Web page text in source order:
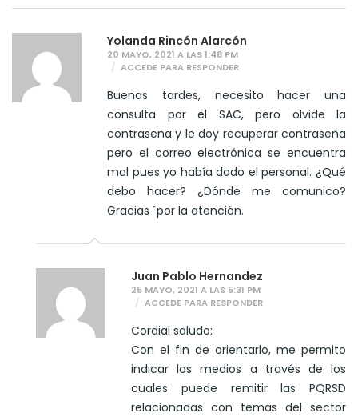
Yolanda Rincón Alarcón
20 MAYO, 2021 A LAS 1:48 PM
ACCEDE PARA RESPONDER
Buenas tardes, necesito hacer una
consulta por el SAC, pero olvide la
contraseña y le doy recuperar contraseña
pero el correo electrónica se encuentra
mal pues yo había dado el personal. ¿Qué
debo hacer? ¿Dónde me comunico?
Gracias ´por la atención.
Juan Pablo Hernandez
25 MAYO, 2021 A LAS 5:31 PM
ACCEDE PARA RESPONDER
Cordial saludo:
Con el fin de orientarlo, me permito
indicar los medios a través de los
cuales puede remitir las PQRSD
relacionadas con temas del sector